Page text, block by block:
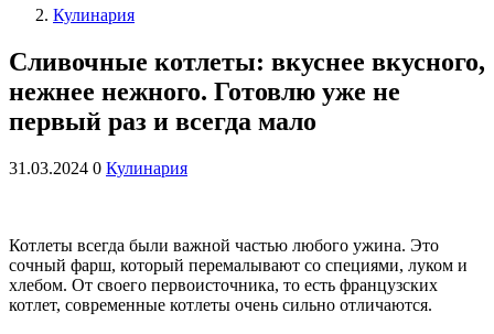
Кулинария
Сливочные котлеты: вкуснее вкусного,
нежнее нежного. Готовлю уже не
первый раз и всегда мало
31.03.2024 0 Кулинария
Котлеты всегда были важной частью любого ужина. Это
сочный фарш, который перемалывают со специями, луком и
хлебом. От своего первоисточника, то есть французских
котлет, современные котлеты очень сильно отличаются.